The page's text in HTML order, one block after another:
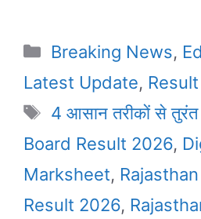
Categories
Breaking News,
Latest Update, Result
Tags
4 आसान तरीकों से
Board Result 2026,
Marksheet,
Result 2026,